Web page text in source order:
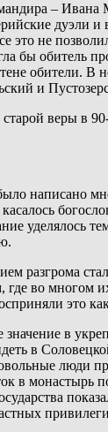
–
дуэли
это не
бы обитель
обители. В
и
веры в
написано
уделялось
разгрома
во многом
это
в
в
люди
в монастырь